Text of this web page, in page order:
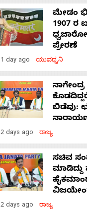
ಮೇಡಂ
1907 ರ
ಪ್ರೇರಣೆ
1 day ago ಯುವಧ್ವನಿ
ಬಿಡೆವು:
2 days ago ರಾಜ್ಯ
ಸಚಿವ
2 days ago ರಾಜ್ಯ